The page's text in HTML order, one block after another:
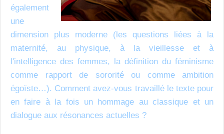
également
une
dimension plus moderne (les questions liées à la
maternité, au physique, à la vieillesse et à
l'intelligence des femmes, la définition du féminisme
comme rapport de sororité ou comme ambition
égoïste…). Comment avez-vous travaillé le texte pour
en faire à la fois un hommage au classique et un
dialogue aux résonances actuelles ?